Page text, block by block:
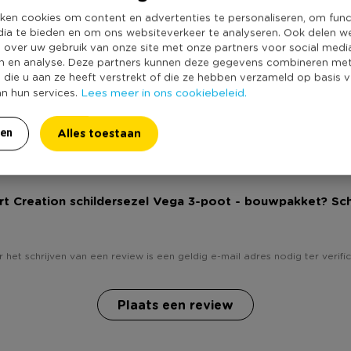
cookies om content en advertenties te personaliseren, om
te bieden en om ons websiteverkeer te analyseren. Ook delen
uw gebruik van onze site met onze partners voor social
en analyse. Deze partners kunnen deze gegevens combineren
u aan ze heeft verstrekt of die ze hebben verzameld op basis
hun services. Lees meer in ons cookiebeleid.
Alles toestaan
makkelijk inklapbaar.
Productlengte
Merk
Creation schildersezel Vega 3-poot - bouwpakket?
het schrijven van een review is een geldig e-mail adres nodig ter
Plaats een review